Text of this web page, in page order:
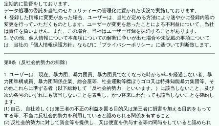
定期的に監督をしております。
データ処理の委託を当社のセキュリティーの管理化に置かれた状況で実施しております。
4. 登録した情報に変更があった場合、ユーザーは、当社が定める方法により速やかに登録内容の
変更を行っていただくものとします。ユーザーが変更を怠ったことによる不利益について、当社
は責任を負いません。また、この場合、当社はユーザー登録を抹消することがあります。
5. その他、個人情報について本条項についての解釈に争いが出た場合や未記載の事項について
は、当社の『個人情報保護方針』ならびに『プライバシーポリシー』に基づいて判断致します。
第8条（反社会的勢力の排除）
1. ユーザーは、現在、暴力団、暴力団員、暴力団員でなくなった時から5年を経過しない者、暴
力団準構成員、暴力団関係企業、総会屋等、社会運動等標ぼうゴロ又は特殊知能暴力集団等、そ
の他これらに準ずる者（以下総称して「反社会的勢力」といいます。）に該当しないこと、及び
次の各号のいずれにも該当しないことを表明し、かつ将来にわたっても該当しないことを確約し
ます。
(1) 自己、自社若しくは第三者の不正の利益を図る目的又は第三者に損害を加える目的をもって
する等、不当に反社会的勢力を利用していると認められる関係を有すること
(2) 反社会的勢力に対して資金等を提供し、又は便宜を供与する等の関与をしていると認められ